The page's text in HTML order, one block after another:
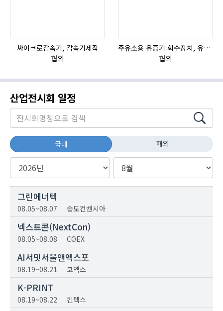
싸이크로감속기, 감속기제작
협의
주유소용 유증기 회수장치, 유증기 회수장치, 방폭형, 방폭형 유증기 회수장치
협의
산업전시회 일정
국내 해외
그린에너텍
08.05~08.07 송도컨벤시아
넥스트콘(NextCon)
08.05~08.08 COEX
AI서밋서울앤엑스포
08.19~08.21 코엑스
K-PRINT
08.19~08.22 킨텍스